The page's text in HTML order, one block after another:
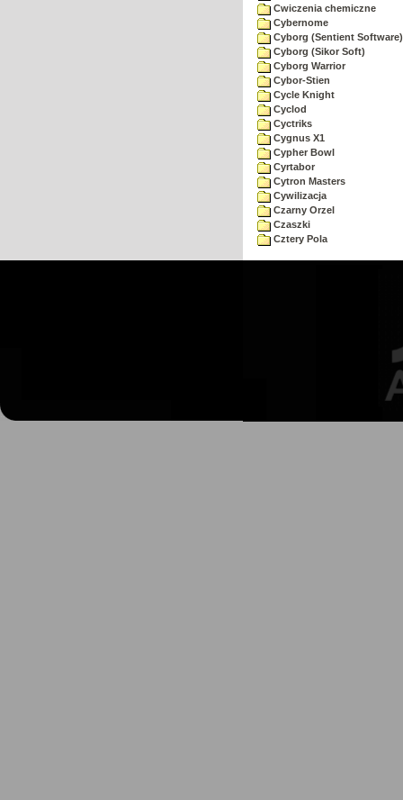
Cwiczenia chemiczne
Cybernome
Cyborg (Sentient Software)
Cyborg (Sikor Soft)
Cyborg Warrior
Cybor-Stien
Cycle Knight
Cyclod
Cyctriks
Cygnus X1
Cypher Bowl
Cyrtabor
Cytron Masters
Cywilizacja
Czarny Orzel
Czaszki
Cztery Pola